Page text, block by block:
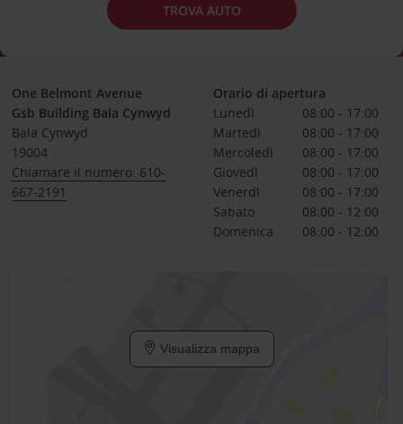
TROVA AUTO
One Belmont Avenue
Gsb Building Bala Cynwyd
Bala Cynwyd
19004
Chiamare il numero: 610-
667-2191
Orario di apertura
Lunedì
08:00 - 17:00
Martedì
08:00 - 17:00
Mercoledì
08:00 - 17:00
Giovedì
08:00 - 17:00
Venerdì
08:00 - 17:00
Sabato
08:00 - 12:00
Domenica
08:00 - 12:00
Visualizza mappa